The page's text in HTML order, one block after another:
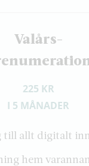
Valårs-
225 KR
I 5 MÅNADER
till allt digitalt
hem